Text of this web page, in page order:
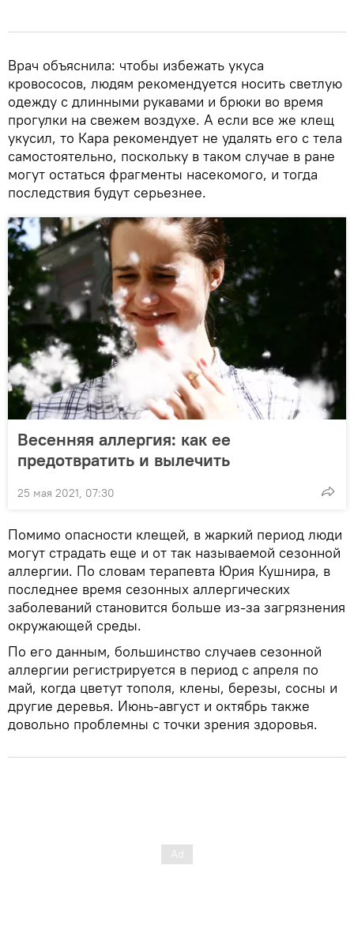
Врач объяснила: чтобы избежать укуса
кровососов, людям рекомендуется носить светлую
одежду с длинными рукавами и брюки во время
прогулки на свежем воздухе. А если все же клещ
укусил, то Кара рекомендует не удалять его с тела
самостоятельно, поскольку в таком случае в ране
могут остаться фрагменты насекомого, и тогда
последствия будут серьезнее.
Весенняя аллергия: как ее
предотвратить и вылечить
25 мая 2021, 07:30
Помимо опасности клещей, в жаркий период люди
могут страдать еще и от так называемой сезонной
аллергии. По словам терапевта Юрия Кушнира, в
последнее время сезонных аллергических
заболеваний становится больше из-за загрязнения
окружающей среды.
По его данным, большинство случаев сезонной
аллергии регистрируется в период с апреля по
май, когда цветут тополя, клены, березы, сосны и
другие деревья. Июнь-август и октябрь также
довольно проблемны с точки зрения здоровья.